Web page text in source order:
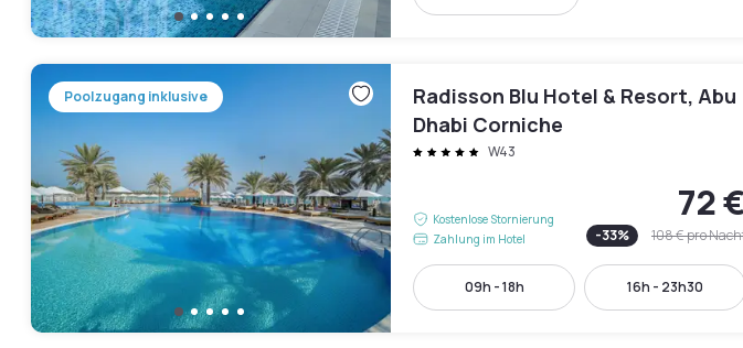
Poolzugang inklusive
Radisson Blu Hotel & Resort, Abu
Dhabi Corniche
W43
Kostenlose Stornierung
Zahlung im Hotel
72 €
-33% 108 €pro
09h - 18h 16h - 23h30